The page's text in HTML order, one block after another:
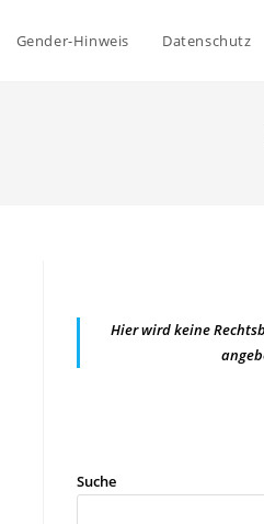
Gender-Hinweis Datenschutz
Hier wird keine
Suche